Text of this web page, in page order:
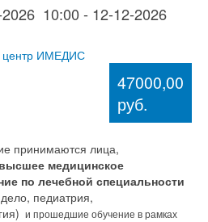
10:00- 12-12-2026
центр ИМЕДИС
47000,00
руб.
принимаются лица,
высшее медицинское
по лечебной специальности
педиатрия,
и прошедшие обучение в рамках